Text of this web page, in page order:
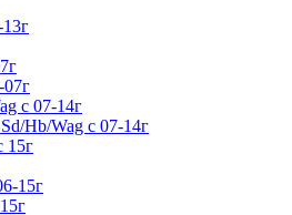
с 07-14г
Hb/Wag с 07-14г
15г
15г